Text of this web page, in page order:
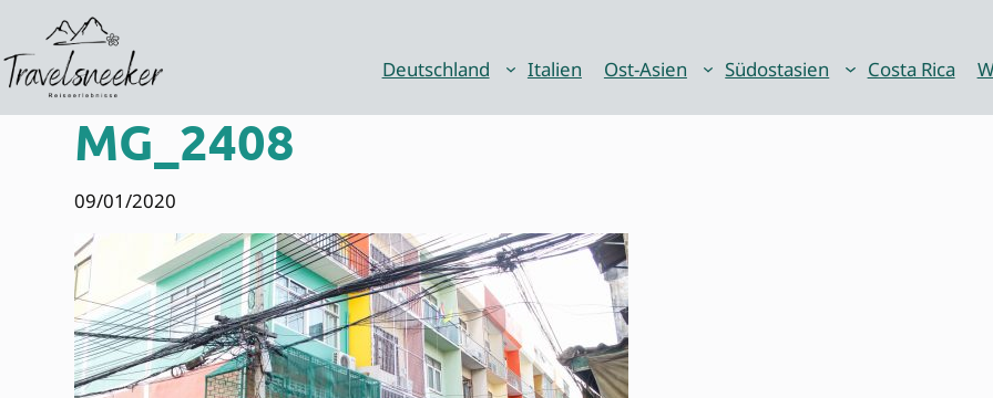
Inhalt
springen
Deutschland Italien Ost-Asien Südostasien Costa Rica
MG_2408
09/01/2020